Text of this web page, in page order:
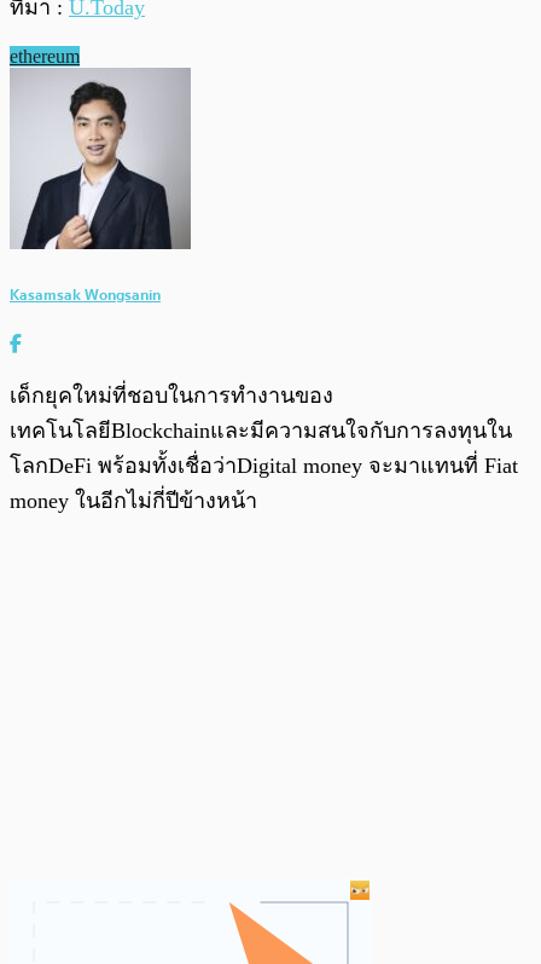
ที่มา : U.Today
ethereum
Kasamsak Wongsanin
เด็กยุคใหม่ที่ชอบในการทำงานของ
เทคโนโลยีBlockchainและมีความสนใจกับการลงทุนใน
โลกDeFi พร้อมทั้งเชื่อว่าDigital money จะมาแทนที่ Fiat
money ในอีกไม่กี่ปีข้างหน้า